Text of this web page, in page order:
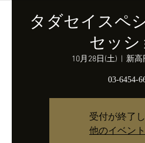
タダセイスペ
セッシ
10月28日(土) 新高
03-6454-
受付が終了
他のイベン